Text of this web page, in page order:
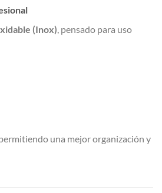
(Inox), pensado para uso
permitiendo una mejor organización y